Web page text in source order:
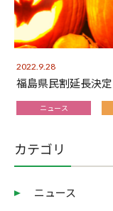
2022.9.28
福島県民割延長決
ニュース
カテゴリ
ニュース